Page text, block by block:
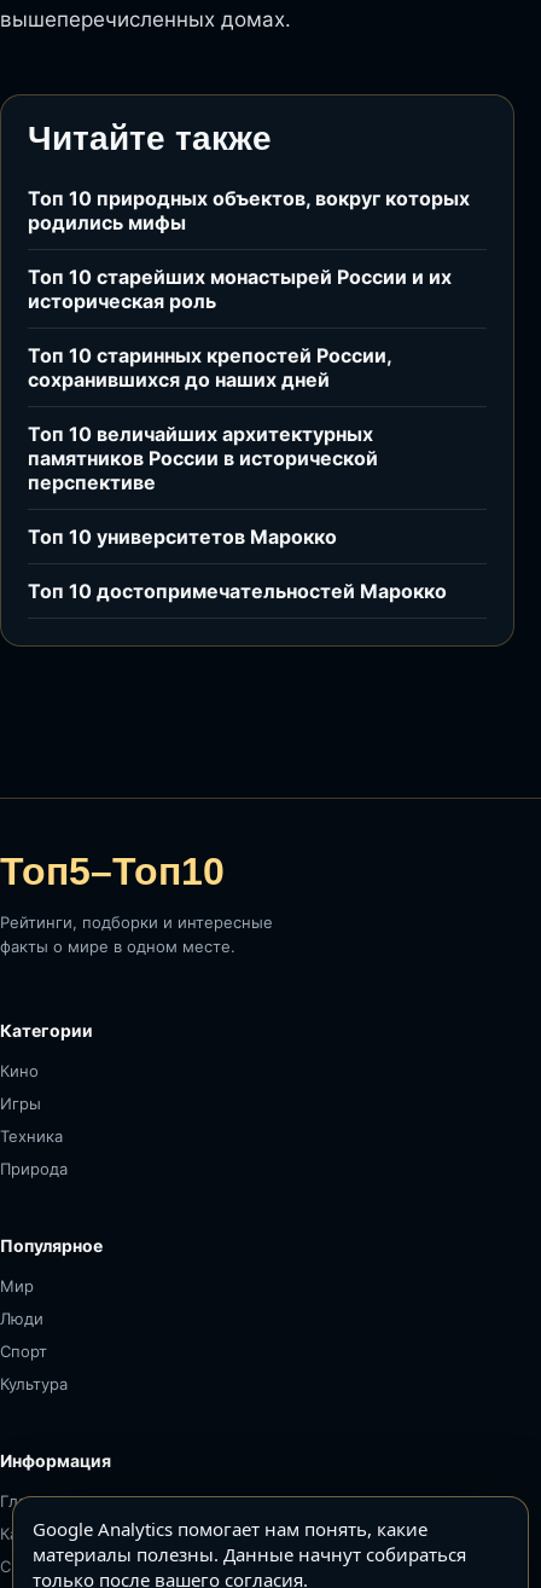
вышеперечисленных домах.
Читайте также
Топ 10 природных объектов, вокруг которых
родились мифы
Топ 10 старейших монастырей России и их
историческая роль
Топ 10 старинных крепостей России,
сохранившихся до наших дней
Топ 10 величайших архитектурных
памятников России в исторической
перспективе
Топ 10 университетов Марокко
Топ 10 достопримечательностей Марокко
Топ5–Топ10
Рейтинги, подборки и интересные
факты о мире в одном месте.
Категории
Кино
Игры
Техника
Природа
Популярное
Мир
Люди
Спорт
Культура
Информация
Главная
Карта сайта
Связаться
Google Analytics помогает нам понять, какие
материалы полезны. Данные начнут собираться
только после вашего согласия.